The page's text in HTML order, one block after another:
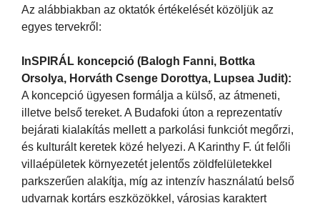
Az alábbiakban az oktatók értékelését közöljük az
egyes tervekről:
InSPIRÁL koncepció (Balogh Fanni, Bottka
Orsolya, Horváth Csenge Dorottya, Lupsea Judit):
A koncepció ügyesen formálja a külső, az átmeneti,
illetve belső tereket. A Budafoki úton a reprezentatív
bejárati kialakítás mellett a parkolási funkciót megőrzi,
és kulturált keretek közé helyezi. A Karinthy F. út felőli
villaépületek környezetét jelentős zöldfelületekkel
parkszerűen alakítja, míg az intenzív használatú belső
udvarnak kortárs eszközökkel, városias karaktert